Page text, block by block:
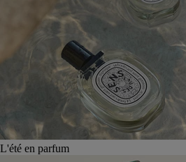
L'été en parfum